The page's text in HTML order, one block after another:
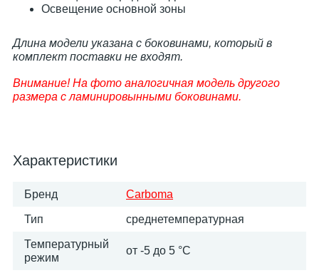
Освещение основной зоны
Длина модели указана с боковинами, который в
комплект поставки не входят.
Внимание! На фото аналогичная модель другого
размера с ламинировынными боковинами.
Характеристики
Бренд Carboma
Тип среднетемпературная
Температурный
режим
от -5 до 5 °C